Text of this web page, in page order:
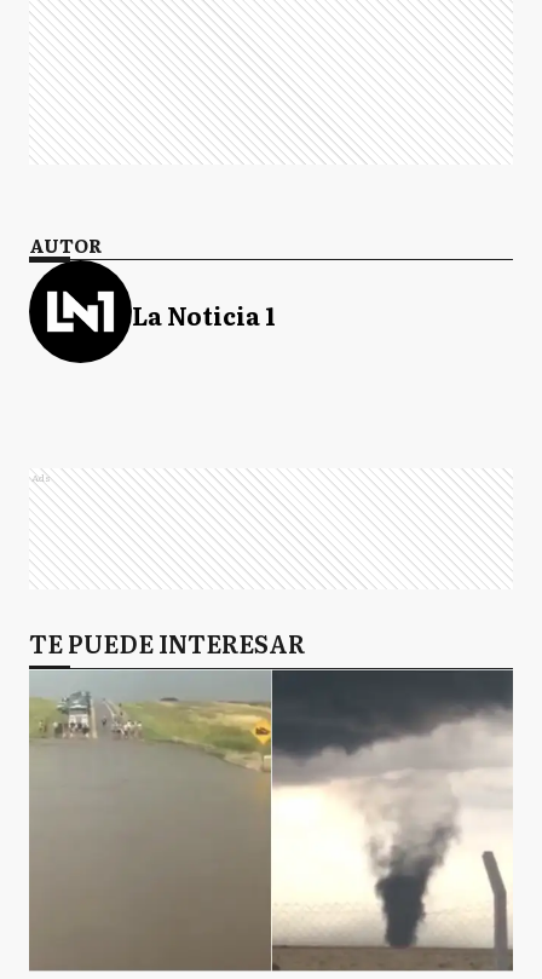
AUTOR
La Noticia 1
Ads
TE PUEDE INTERESAR